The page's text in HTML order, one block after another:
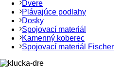
Dvere
Plávajúce podlahy
Dosky
Spojovací materiál
Kamenný koberec
Spojovací materiál Fischer